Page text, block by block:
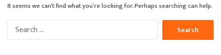
It seems we can’t find what you’re looking for. Perhaps searching can help.
Search